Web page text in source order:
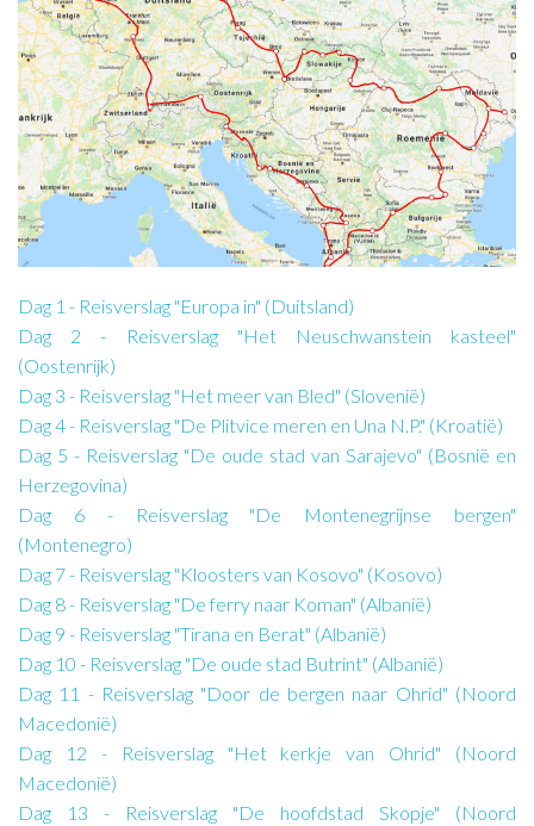
Dag 1 - Reisverslag "Europa in" (Duitsland)
Dag 2 - Reisverslag "Het Neuschwanstein kasteel"
(Oostenrijk)
Dag 3 - Reisverslag "Het meer van Bled" (Slovenië)
Dag 4 - Reisverslag "De Plitvice meren en Una N.P." (Kroatië)
Dag 5 - Reisverslag "De oude stad van Sarajevo" (Bosnië en
Herzegovina)
Dag 6 - Reisverslag "De Montenegrijnse bergen"
(Montenegro)
Dag 7 - Reisverslag "Kloosters van Kosovo" (Kosovo)
Dag 8 - Reisverslag "De ferry naar Koman" (Albanië)
Dag 9 - Reisverslag "Tirana en Berat" (Albanië)
Dag 10 - Reisverslag "De oude stad Butrint" (Albanië)
Dag 11 - Reisverslag "Door de bergen naar Ohrid" (Noord
Macedonië)
Dag 12 - Reisverslag "Het kerkje van Ohrid" (Noord
Macedonië)
Dag 13 - Reisverslag "De hoofdstad Skopje" (Noord